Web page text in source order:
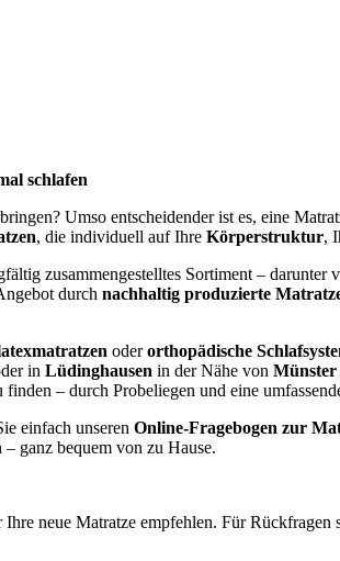
schlafen
Umso entscheidender ist es, eine
, die individuell auf Ihre Körperstruktur,
zusammengestelltes Sortiment –
durch nachhaltig produzierte
oderorthopädische
in Lüdinghausen in der Nähe von Münster
– durch Probeliegen und eine
einfach unseren Online-Fragebogen zur
– ganz bequem von zu Hause.
neue Matratze empfehlen. Für